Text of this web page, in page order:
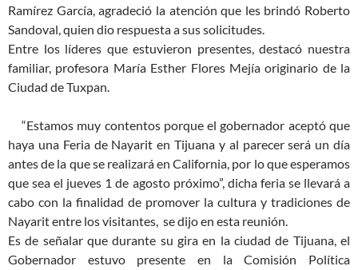
Ramírez García, agradeció la atención que les brindó Roberto
Sandoval, quien dio respuesta a sus solicitudes.
Entre los líderes que estuvieron presentes, destacó nuestra
familiar, profesora María Esther Flores Mejía originario de la
Ciudad de Tuxpan.
“Estamos muy contentos porque el gobernador aceptó que
haya una Feria de Nayarit en Tijuana y al parecer será un día
antes de la que se realizará en California, por lo que esperamos
que sea el jueves 1 de agosto próximo”, dicha feria se llevará a
cabo con la finalidad de promover la cultura y tradiciones de
Nayarit entre los visitantes, se dijo en esta reunión.
Es de señalar que durante su gira en la ciudad de Tijuana, el
Gobernador estuvo presente en la Comisión Política